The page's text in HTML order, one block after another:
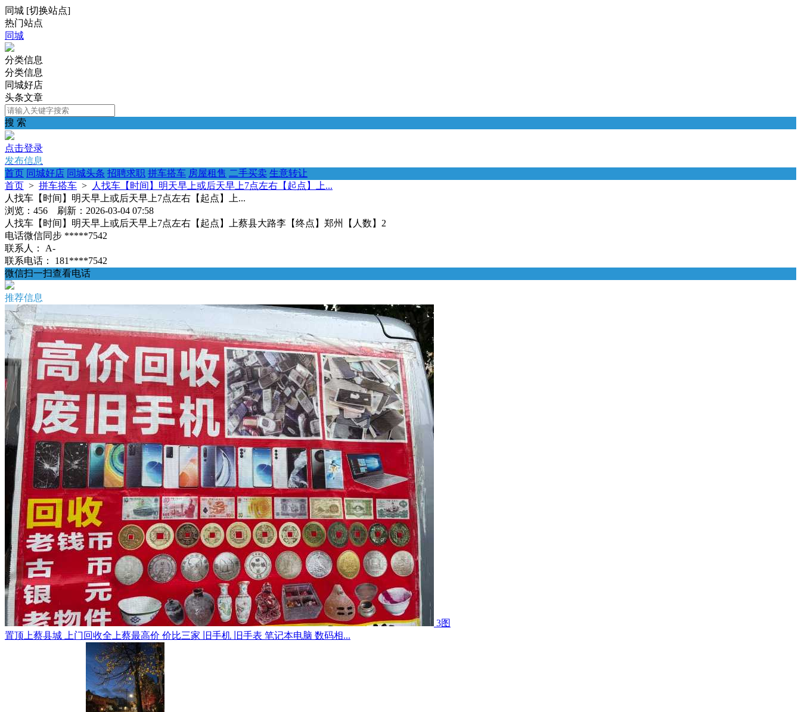
同城 [切换站点]
热门站点
同城
分类信息
分类信息
同城好店
头条文章
搜 索
点击登录
发布信息
首页 同城好店 同城头条 招聘求职 拼车搭车 房屋租售 二手买卖 生意转让
首页 > 拼车搭车 >
人找车【时间】明天早上或后天早上7点左右【起点】上...
人找车【时间】明天早上或后天早上7点左右【起点】上...
浏览：456 刷新：2026-03-04 07:58
人找车【时间】明天早上或后天早上7点左右【起点】上蔡县大路李【终点】郑州【人数】2
电话微信同步 *****7542
联系人：
A-
联系电话：
181****7542
微信扫一扫查看电话
推荐信息
3图
置顶 上蔡县城 上门回收全上蔡最高价 价比三家 旧手机 旧手表 笔记本电脑 数码相...